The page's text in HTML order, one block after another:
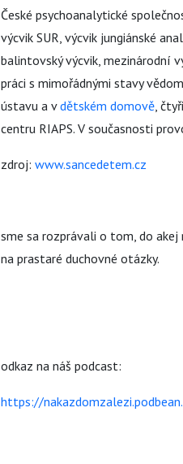
České psychoanalytické
výcvik SUR, výcvik jungiánské
balintovský výcvik, mezinárodní
práci s mimořádnými stavy
ústavu a vdětském domově,
centru RIAPS. V současnosti
zdroj: www.sancedetem.cz
sme sa rozprávali o tom, do akej
na prastaré duchovné otázky.
odkaz na náš podcast:
https://